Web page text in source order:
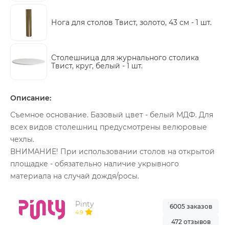
Нога для столов Твист, золото, 43 см - 1 шт.
Столешница для журнального столика
Твист, круг, белый - 1 шт.
Описание:
Съемное основание. Базовый цвет - белый МДФ. Для
всех видов столешниц предусмотрены велюровые
чехлы.
ВНИМАНИЕ! При использовании столов на открытой
площадке - обязательно наличие укрывного
материала на случай дождя/росы.
Pinty
4.9
6005 заказов
472 отзывов